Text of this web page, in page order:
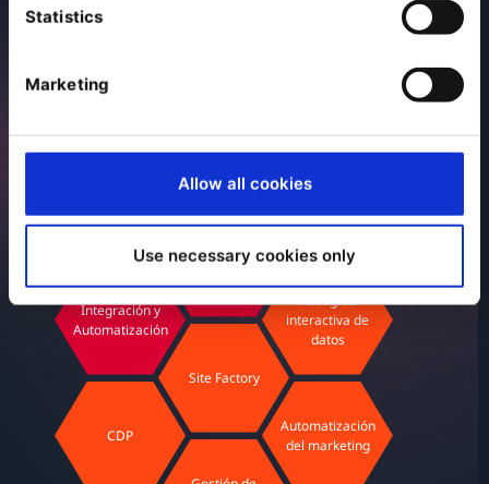
Statistics
Marketing
Allow all cookies
Use necessary cookies only
omnicanal
Personalización
Integración y
Automatización
Recogida
interactiva de
datos
Site Factory
CDP
Automatización
del marketing